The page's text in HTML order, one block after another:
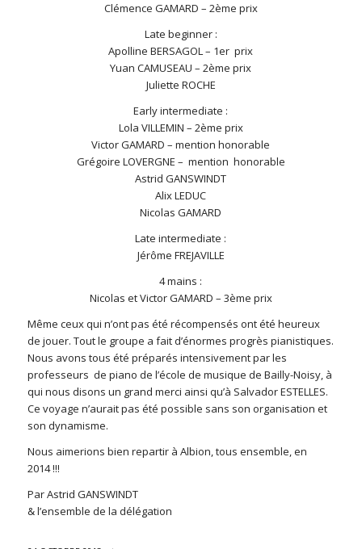
Clémence GAMARD – 2ème prix
Late beginner :
Apolline BERSAGOL – 1er prix
Yuan CAMUSEAU – 2ème prix
Juliette ROCHE
Early intermediate :
Lola VILLEMIN – 2ème prix
Victor GAMARD – mention honorable
Grégoire LOVERGNE – mention honorable
Astrid GANSWINDT
Alix LEDUC
Nicolas GAMARD
Late intermediate :
Jérôme FREJAVILLE
4 mains :
Nicolas et Victor GAMARD – 3ème prix
Même ceux qui n’ont pas été récompensés ont été heureux
de jouer. Tout le groupe a fait d’énormes progrès pianistiques.
Nous avons tous été préparés intensivement par les
professeurs de piano de l’école de musique de Bailly-Noisy, à
qui nous disons un grand merci ainsi qu’à Salvador ESTELLES.
Ce voyage n’aurait pas été possible sans son organisation et
son dynamisme.
Nous aimerions bien repartir à Albion, tous ensemble, en
2014 !!!
Par Astrid GANSWINDT
& l’ensemble de la délégation